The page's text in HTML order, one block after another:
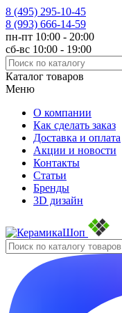
8 (495) 295-10-45
8 (993) 666-14-59
пн-пт 10:00 - 20:00
сб-вс 10:00 - 19:00
Каталог товаров
Меню
О компании
Как сделать заказ
Доставка и оплата
Акции и новости
Контакты
Статьи
Бренды
3D дизайн